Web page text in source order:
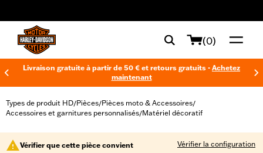
(0)
Livraison gratuite à partir de 50 € et retours gratuits - Achetez
maintenant
Types de produit HD/Pièces/Pièces moto & Accessoires/
Accessoires et garnitures personnalisés/Matériel décoratif
Vérifier que cette pièce convient Vérifier la configuration